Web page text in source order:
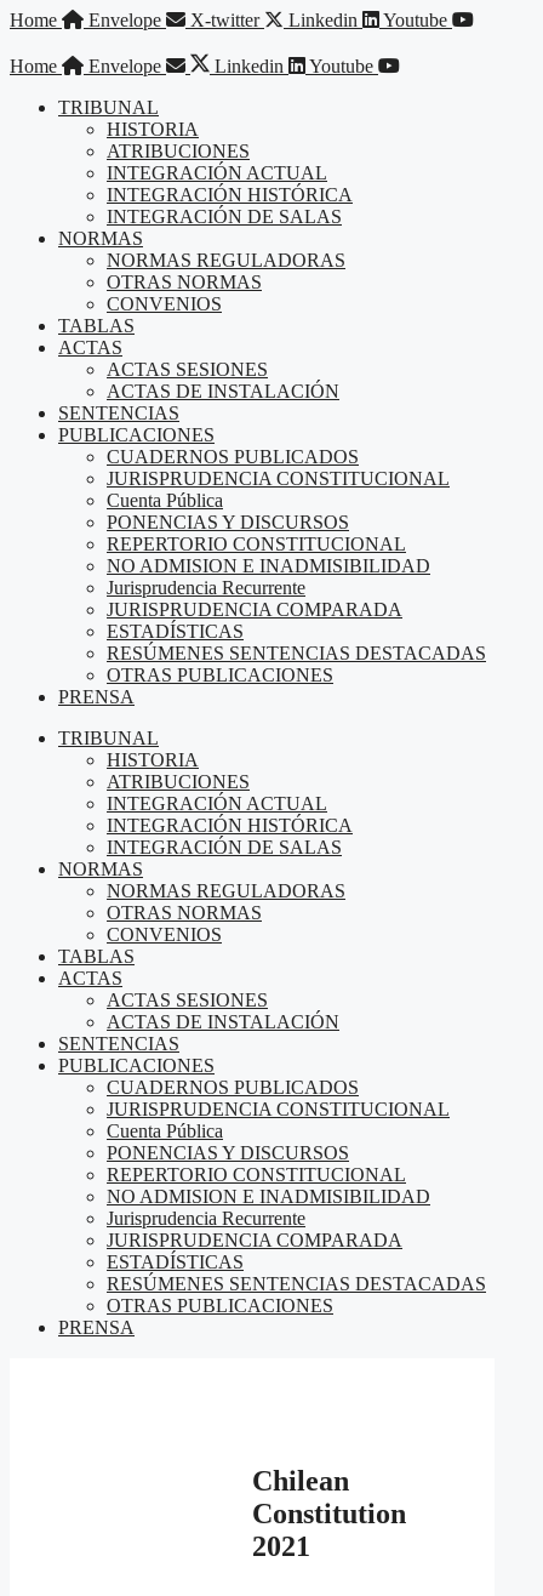
Saltar
contenido
Home Envelope X-twitter Linkedin Youtube
Home Envelope Linkedin
Youtube
TRIBUNAL
HISTORIA
ATRIBUCIONES
INTEGRACIÓN ACTUAL
INTEGRACIÓN HISTÓRICA
INTEGRACIÓN DE SALAS
NORMAS
NORMAS REGULADORAS
OTRAS NORMAS
CONVENIOS
TABLAS
ACTAS
ACTAS SESIONES
ACTAS DE INSTALACIÓN
SENTENCIAS
PUBLICACIONES
CUADERNOS PUBLICADOS
JURISPRUDENCIA CONSTITUCIONAL
Cuenta Pública
PONENCIAS Y DISCURSOS
REPERTORIO CONSTITUCIONAL
NO ADMISION E INADMISIBILIDAD
Jurisprudencia Recurrente
JURISPRUDENCIA COMPARADA
ESTADÍSTICAS
RESÚMENES SENTENCIAS DESTACADAS
OTRAS PUBLICACIONES
PRENSA
TRIBUNAL
HISTORIA
ATRIBUCIONES
INTEGRACIÓN ACTUAL
INTEGRACIÓN HISTÓRICA
INTEGRACIÓN DE SALAS
NORMAS
NORMAS REGULADORAS
OTRAS NORMAS
CONVENIOS
TABLAS
ACTAS
ACTAS SESIONES
ACTAS DE INSTALACIÓN
SENTENCIAS
PUBLICACIONES
CUADERNOS PUBLICADOS
JURISPRUDENCIA CONSTITUCIONAL
Cuenta Pública
PONENCIAS Y DISCURSOS
REPERTORIO CONSTITUCIONAL
NO ADMISION E INADMISIBILIDAD
Jurisprudencia Recurrente
JURISPRUDENCIA COMPARADA
ESTADÍSTICAS
RESÚMENES SENTENCIAS DESTACADAS
OTRAS PUBLICACIONES
PRENSA
Chilean
Constitution
2021